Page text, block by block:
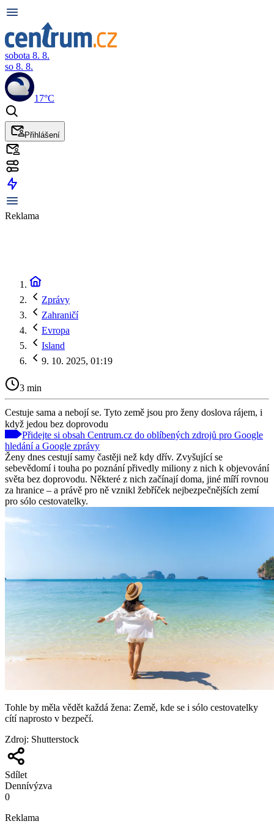
sobota 8. 8.
so 8. 8.
17°C
Přihlášení
Reklama
Zprávy
Zahraničí
Evropa
Island
9. 10. 2025, 01:19
3 min
Cestuje sama a nebojí se. Tyto země jsou pro ženy doslova rájem, i
když jedou bez doprovodu
Přidejte si obsah Centrum.cz do oblíbených zdrojů pro Google
hledání a Google zprávy
Ženy dnes cestují samy častěji než kdy dřív. Zvyšující se
sebevědomí i touha po poznání přivedly miliony z nich k objevování
světa bez doprovodu. Některé z nich začínají doma, jiné míří rovnou
za hranice – a právě pro ně vznikl žebříček nejbezpečnějších zemí
pro sólo cestovatelky.
Tohle by měla vědět každá žena: Země, kde se i sólo cestovatelky
cítí naprosto v bezpečí.
Zdroj: Shutterstock
Sdílet
Dennívýzva
0
Reklama